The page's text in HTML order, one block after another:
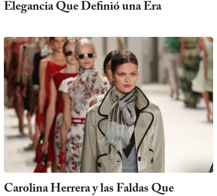
Elegancia Que Definió una Era
Carolina Herrera y las Faldas Que